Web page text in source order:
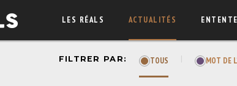
LES RÉALS ACTUALITÉS
FILTRER PAR: TOUS | MOT DE